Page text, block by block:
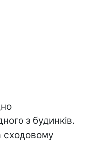
з будинків.
сходовому